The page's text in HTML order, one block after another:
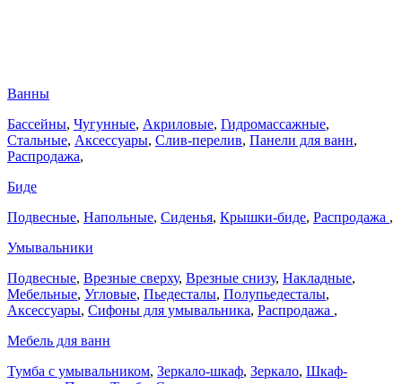
Ванны
Бассейны, Чугунные, Акриловые, Гидромассажные,
Стальные, Аксессуары, Слив-перелив, Панели для ванн,
Распродажа,
Биде
Подвесные, Напольные, Сиденья, Крышки-биде, Распродажа ,
Умывальники
Подвесные, Врезные сверху, Врезные снизу, Накладные,
Мебельные, Угловые, Пьедесталы, Полупьедесталы,
Аксессуары, Сифоны для умывальника, Распродажа ,
Мебель для ванн
Тумба с умывальником, Зеркало-шкаф, Зеркало, Шкаф-